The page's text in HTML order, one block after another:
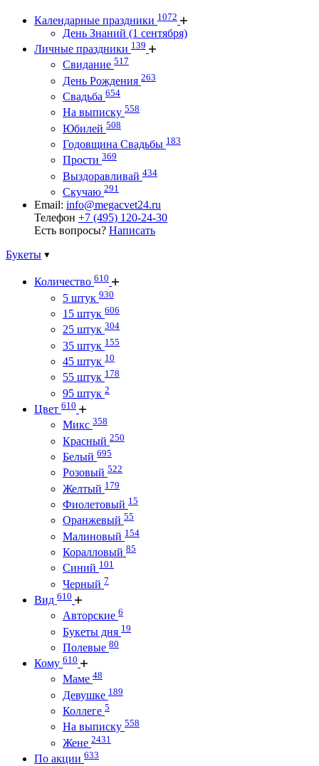
Календарные праздники 1072
День Знаний (1 сентября)
Личные праздники 139
Свидание 517
День Рождения 263
Свадьба 654
На выписку 558
Юбилей 508
Годовщина Свадьбы 183
Прости 369
Выздоравливай 434
Скучаю 291
Email: info@megacvet24.ru
Телефон +7 (495) 120-24-30
Есть вопросы? Написать
Букеты
Количество 610
5 штук 930
15 штук 606
25 штук 304
35 штук 155
45 штук 10
55 штук 178
95 штук 2
Цвет 610
Микс 358
Красный 250
Белый 695
Розовый 522
Желтый 179
Фиолетовый 15
Оранжевый 55
Малиновый 154
Коралловый 85
Синий 101
Черный 7
Вид 610
Авторские 6
Букеты дня 19
Полевые 80
Кому 610
Маме 48
Девушке 189
Коллеге 5
На выписку 558
Жене 2431
По акции 633